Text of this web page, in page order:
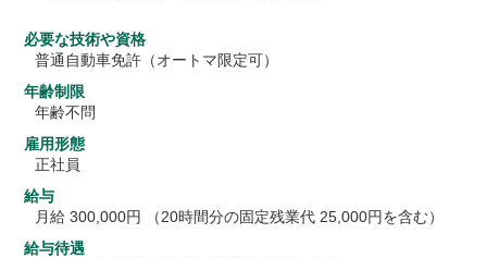
必要な技術や資格
普通自動車免許（オートマ限定可）
年齢制限
年齢不問
雇用形態
正社員
給与
月給 300,000円 （20時間分の固定残業代 25,000円を含む）
給与待遇